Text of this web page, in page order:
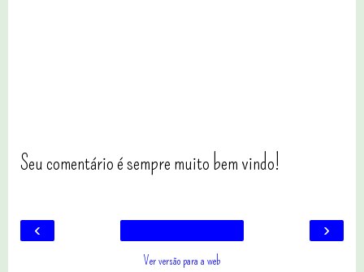
Seu comentário é sempre muito bem vindo!
‹ ›
Ver versão para a web